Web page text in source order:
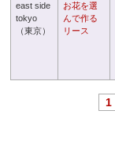
east side
tokyo
（東京）
お花を選
んで作る
リース
1